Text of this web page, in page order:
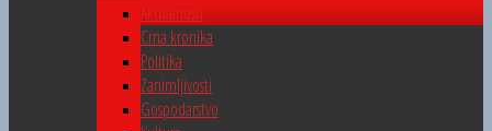
Aktualnosti
Crna kronika
Politika
Zanimljivosti
Gospodarstvo